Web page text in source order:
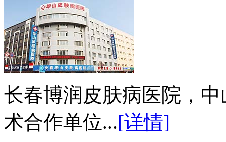
长春博润皮肤病医院，
术合作单位...[详情]